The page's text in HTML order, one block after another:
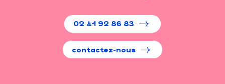
02 41 92 86 83
contactez-nous